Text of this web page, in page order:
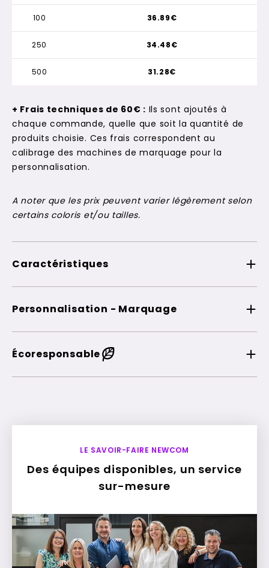
100
250
500
36.89€
34.48€
31.28€
+ Frais techniques de 60€ : Ils sont ajoutés à
chaque commande, quelle que soit la quantité de
produits choisie. Ces frais correspondent au
calibrage des machines de marquage pour la
personnalisation.
A noter que les prix peuvent varier légèrement selon
certains coloris et/ou tailles.
Caractéristiques
Personnalisation - Marquage
Écoresponsable
LE SAVOIR-FAIRE NEWCOM
Des équipes disponibles, un service
sur-mesure